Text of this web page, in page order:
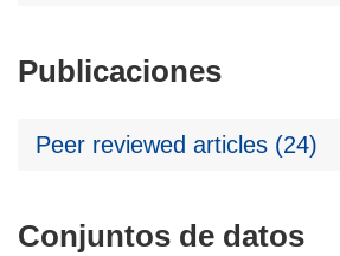
Publicaciones
Peer reviewed articles (24)
Conjuntos de datos